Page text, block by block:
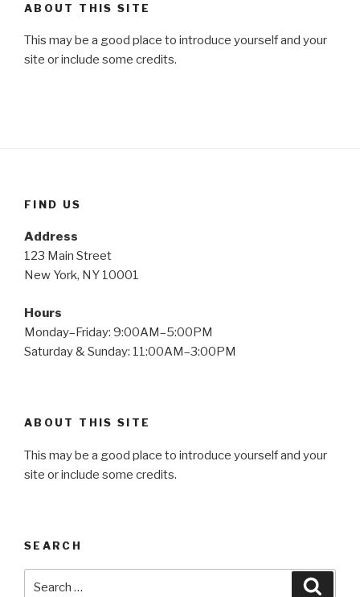
ABOUT THIS SITE
This may be a good place to introduce yourself and your
site or include some credits.
FIND US
Address
123 Main Street
New York, NY 10001
Hours
Monday–Friday: 9:00AM–5:00PM
Saturday & Sunday: 11:00AM–3:00PM
ABOUT THIS SITE
This may be a good place to introduce yourself and your
site or include some credits.
SEARCH